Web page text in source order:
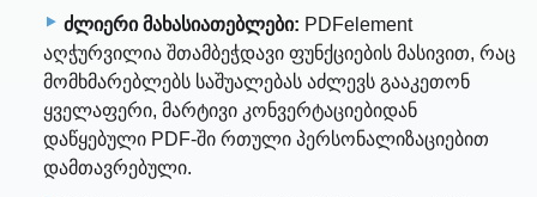
ძლიერი მახასიათებლები: PDFelement
აღჭურვილია შთამბეჭდავი ფუნქციების მასივით, რაც
მომხმარებლებს საშუალებას აძლევს გააკეთონ
ყველაფერი, მარტივი კონვერტაციებიდან
დაწყებული PDF-ში რთული პერსონალიზაციებით
დამთავრებული.